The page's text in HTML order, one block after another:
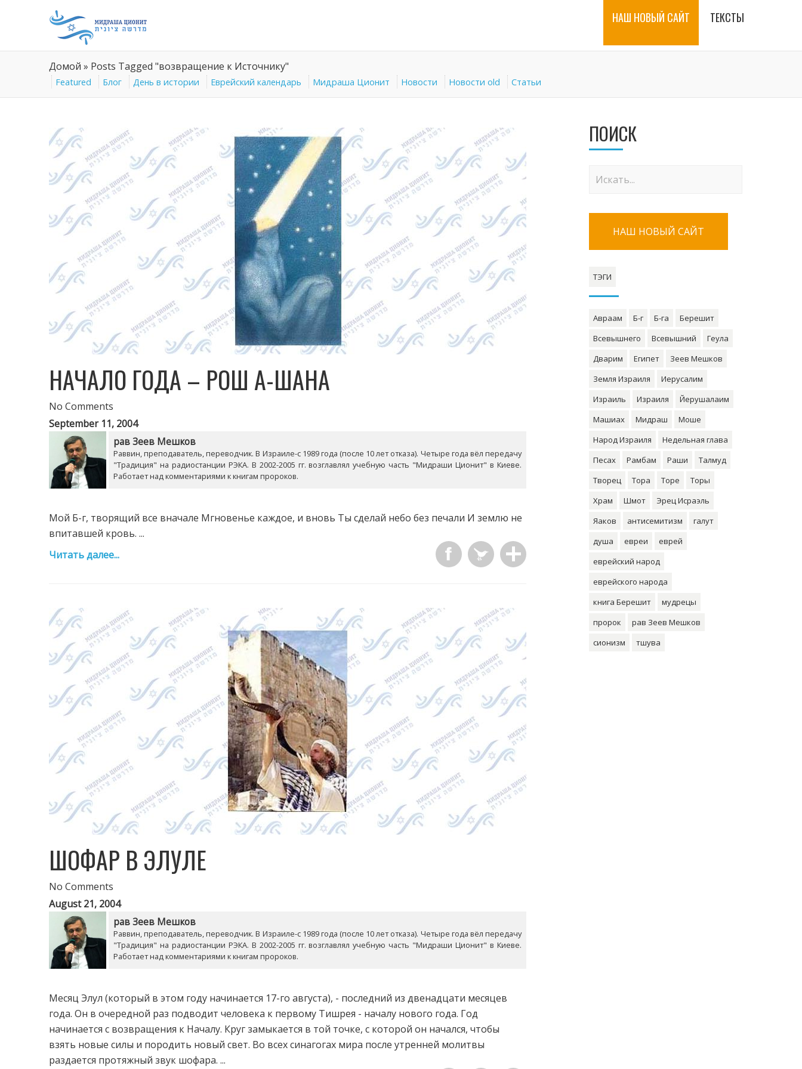
НАШ НОВЫЙ САЙТ ТЕКСТЫ
Домой » Posts Tagged "возвращение к Источнику"
Featured Блог День в истории Еврейский календарь Мидраша Ционит Новости Новости old Статьи
НАЧАЛО ГОДА – РОШ А-ШАНА
No Comments
September 11, 2004
рав Зеев Мешков
Раввин, преподаватель, переводчик. В Израиле-с 1989 года (после 10 лет отказа). Четыре года вёл передачу
"Традиция" на радиостанции РЭКА. В 2002-2005 гг. возглавлял учебную часть "Мидраши Ционит" в Киеве.
Работает над комментариями к книгам пророков.
Мой Б-г, творящий все вначале Мгновенье каждое, и вновь Ты сделай небо без печали И землю не
впитавшей кровь. ...
Читать далее...
ШОФАР В ЭЛУЛЕ
No Comments
August 21, 2004
рав Зеев Мешков
Раввин, преподаватель, переводчик. В Израиле-с 1989 года (после 10 лет отказа). Четыре года вёл передачу
"Традиция" на радиостанции РЭКА. В 2002-2005 гг. возглавлял учебную часть "Мидраши Ционит" в Киеве.
Работает над комментариями к книгам пророков.
Месяц Элул (который в этом году начинается 17-го августа), - последний из двенадцати месяцев
года. Он в очередной раз подводит человека к первому Тишрея - началу нового года. Год
начинается с возвращения к Началу. Круг замыкается в той точке, с которой он начался, чтобы
взять новые силы и породить новый свет. Во всех синагогах мира после утренней молитвы
раздается протяжный звук шофара. ...
ПОИСК
НАШ НОВЫЙ САЙТ
ТЭГИ
Авраам Б-г Б-га
Берешит
Всевышнего
Всевышний
Геула
Дварим
Египет
Зеев Мешков
Земля Израиля
Иерусалим
Израиль
Израиля
Йерушалаим
Машиах
Мидраш
Моше
Народ Израиля
Недельная глава
Песах
Рамбам Раши
Талмуд
Творец
Тора Торе
Торы
Храм
Шмот
Эрец Исраэль
Яаков
антисемитизм
галут
душа
евреи
еврей
еврейский народ
еврейского народа
книга Берешит
мудрецы
пророк
рав Зеев Мешков
сионизм
тшува